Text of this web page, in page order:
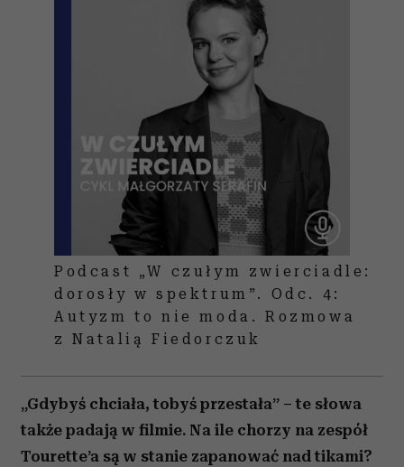
Podcast „W czułym zwierciadle:
dorosły w spektrum”. Odc. 4:
Autyzm to nie moda. Rozmowa
z Natalią Fiedorczuk
„Gdybyś chciała, tobyś przestała” – te słowa
także padają w filmie. Na ile chorzy na zespół
Tourette’a są w stanie zapanować nad tikami?